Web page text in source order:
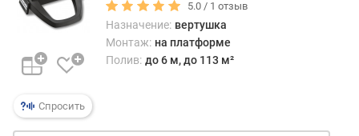
о
л
в
а
м
²
Спросить
5.0 / 1 отзыв
Назначение: вертушка
Монтаж: на платформе
Полив: до 6 м, до 113 м²